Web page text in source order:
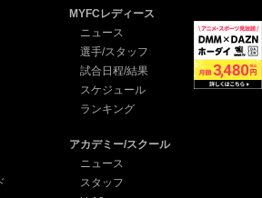
MYFCレディース
ニュース
選手/スタッフ
試合日程/結果
スケジュール
ランキング
アカデミー/スクール
ニュース
スタッフ